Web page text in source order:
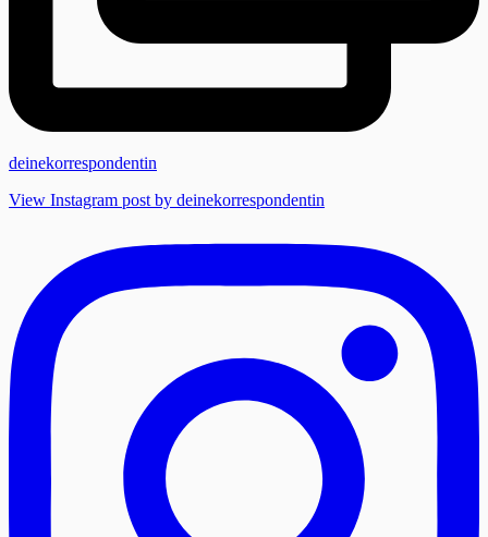
deinekorrespondentin
View Instagram post by deinekorrespondentin